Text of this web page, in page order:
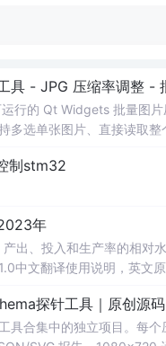
具 - JPG 压缩率调整 -
行的 Qt Widgets 批量图
多选单张图片、直接读取
零基础初学者，学习
图片缩放、JPG 压缩、本
联动、批量循环界面防卡
/ 一键读取整个文件夹全
衡图片清晰度与文件占用
整体压缩节省空间比例；
+ Qt5.15 MSVC，
制stm32
年
探针工具｜原创源
具合集中的独立项目。每